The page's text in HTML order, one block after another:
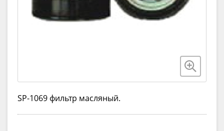
SP-1069 фильтр масляный.